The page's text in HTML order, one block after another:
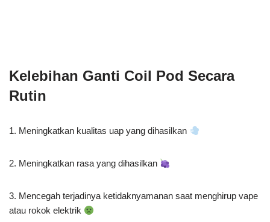
Kelebihan Ganti Coil Pod Secara
Rutin
1. Meningkatkan kualitas uap yang dihasilkan
2. Meningkatkan rasa yang dihasilkan
3. Mencegah terjadinya ketidaknyamanan saat menghirup vape
atau rokok elektrik